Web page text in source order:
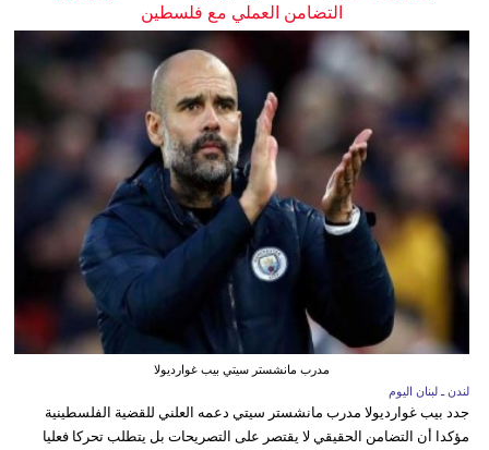
التضامن العملي مع فلسطين
مدرب مانشستر سيتي بيب غوارديولا
لندن ـ لبنان اليوم
جدد بيب غوارديولا مدرب مانشستر سيتي دعمه العلني للقضية الفلسطينية
مؤكدا أن التضامن الحقيقي لا يقتصر على التصريحات بل يتطلب تحركا فعليا